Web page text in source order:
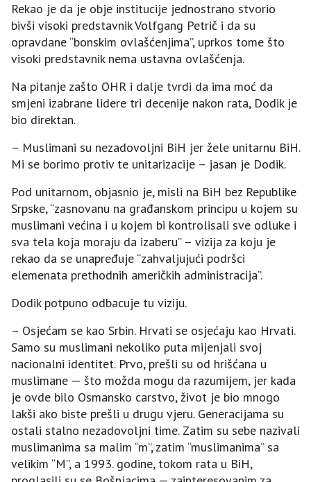
Rekao je da je obje institucije jednostrano stvorio
bivši visoki predstavnik Volfgang Petrič i da su
opravdane “bonskim ovlašćenjima”, uprkos tome što
visoki predstavnik nema ustavna ovlašćenja.
Na pitanje zašto OHR i dalje tvrdi da ima moć da
smjeni izabrane lidere tri decenije nakon rata, Dodik je
bio direktan.
– Muslimani su nezadovoljni BiH jer žele unitarnu BiH.
Mi se borimo protiv te unitarizacije – jasan je Dodik.
Pod unitarnom, objasnio je, misli na BiH bez Republike
Srpske, “zasnovanu na građanskom principu u kojem su
muslimani većina i u kojem bi kontrolisali sve odluke i
sva tela koja moraju da izaberu” – vizija za koju je
rekao da se unapređuje “zahvaljujući podršci
elemenata prethodnih američkih administracija”.
Dodik potpuno odbacuje tu viziju.
– Osjećam se kao Srbin. Hrvati se osjećaju kao Hrvati.
Samo su muslimani nekoliko puta mijenjali svoj
nacionalni identitet. Prvo, prešli su od hrišćana u
muslimane — što možda mogu da razumijem, jer kada
je ovde bilo Osmansko carstvo, život je bio mnogo
lakši ako biste prešli u drugu vjeru. Generacijama su
ostali stalno nezadovoljni time. Zatim su sebe nazivali
muslimanima sa malim “m”, zatim “muslimanima” sa
velikim “M”, a 1993. godine, tokom rata u BiH,